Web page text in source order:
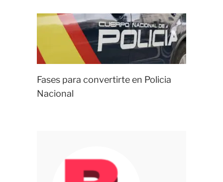
Fases para convertirte en Policia
Nacional